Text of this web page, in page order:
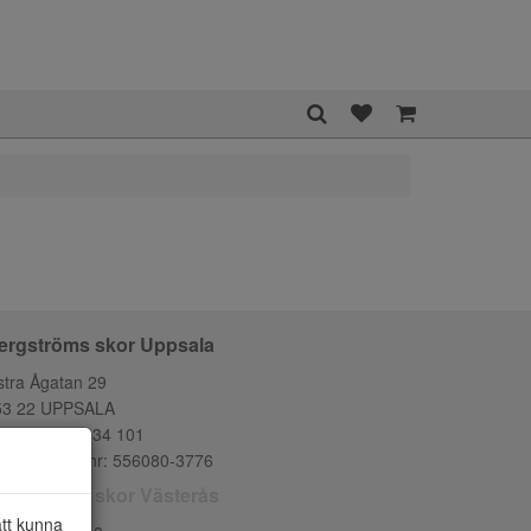
kunna
skor Uppsala
Ågatan 29
22 UPPSALA
018-134 101
556080-3776
skor Västerås